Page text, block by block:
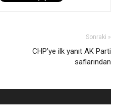
Sonraki »
CHP’ye ilk yanıt AK Parti
saflarından